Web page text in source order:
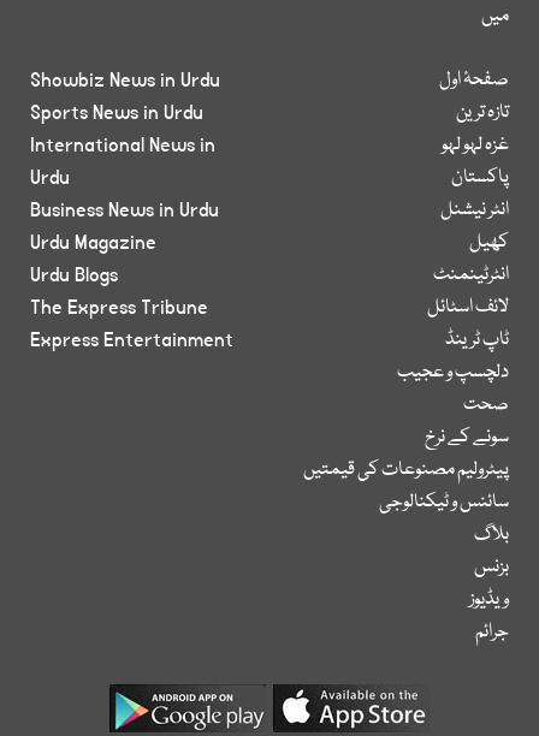
میں
صفحۂ اول
تازہ ترین
غزہ لہو لہو
پاکستان
انٹر نیشنل
کھیل
انٹرٹینمنٹ
لائف اسٹائل
ٹاپ ٹرینڈ
دلچسپ و عجیب
صحت
سونے کے نرخ
پیٹرولیم مصنوعات کی قیمتیں
سائنس و ٹیکنالوجی
بلاگ
بزنس
ویڈیوز
جرائم
Showbiz News in Urdu
Sports News in Urdu
International News in
Urdu
Business News in Urdu
Urdu Magazine
Urdu Blogs
The Express Tribune
Express Entertainment